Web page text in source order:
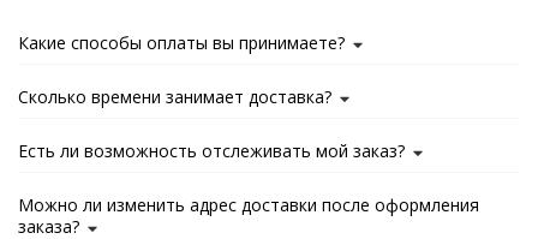
Какие способы оплаты вы принимаете?
Сколько времени занимает доставка?
Есть ли возможность отслеживать мой заказ?
Можно ли изменить адрес доставки после оформления
заказа?